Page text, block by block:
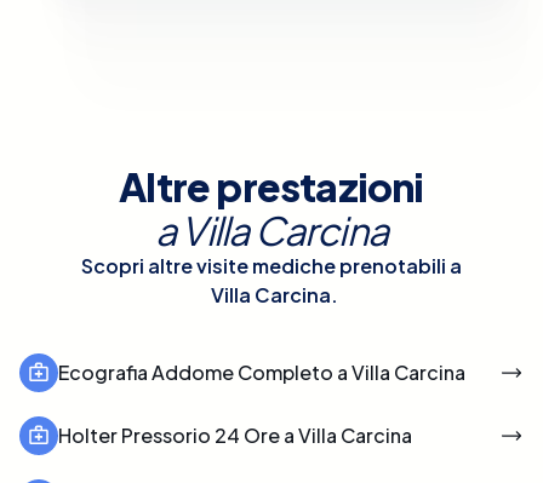
Altre prestazioni
a Villa Carcina
Scopri altre visite mediche prenotabili a
Villa Carcina.
Ecografia Addome Completo a Villa Carcina
Holter Pressorio 24 Ore a Villa Carcina